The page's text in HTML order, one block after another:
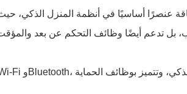
عنصرًا أساسيًا في أنظمة المنزل الذكي،
بل تدعم أيضًا وظائف التحكم عن بعد